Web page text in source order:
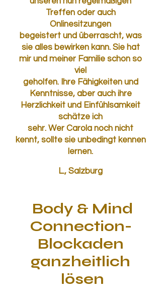
Treffen oder auch
Onlinesitzungen
begeistert und überrascht, was
sie alles bewirken kann. Sie hat
mir und meiner Familie schon so
viel
geholfen. Ihre Fähigkeiten und
Kenntnisse, aber auch ihre
Herzlichkeit und Einfühlsamkeit
schätze ich
sehr. Wer Carola noch nicht
kennt, sollte sie unbedingt kennen
lernen.
L., Salzburg
Body & Mind
Connection-
Blockaden
ganzheitlich
lösen